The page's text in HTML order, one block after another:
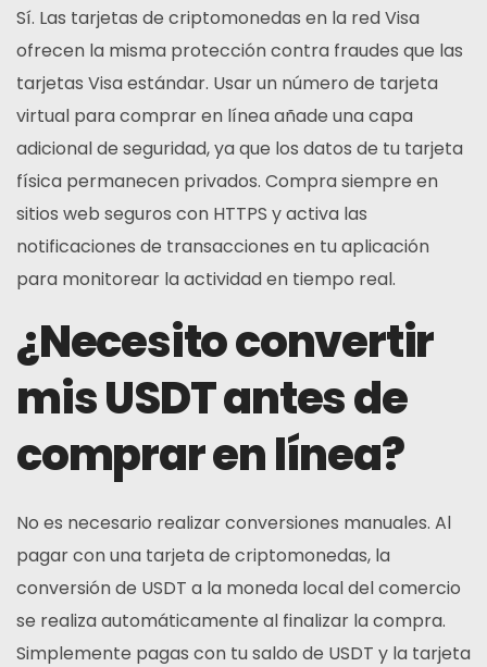
Sí. Las tarjetas de criptomonedas en la red Visa
ofrecen la misma protección contra fraudes que las
tarjetas Visa estándar. Usar un número de tarjeta
virtual para comprar en línea añade una capa
adicional de seguridad, ya que los datos de tu tarjeta
física permanecen privados. Compra siempre en
sitios web seguros con HTTPS y activa las
notificaciones de transacciones en tu aplicación
para monitorear la actividad en tiempo real.
¿Necesito convertir
mis USDT antes de
comprar en línea?
No es necesario realizar conversiones manuales. Al
pagar con una tarjeta de criptomonedas, la
conversión de USDT a la moneda local del comercio
se realiza automáticamente al finalizar la compra.
Simplemente pagas con tu saldo de USDT y la tarjeta